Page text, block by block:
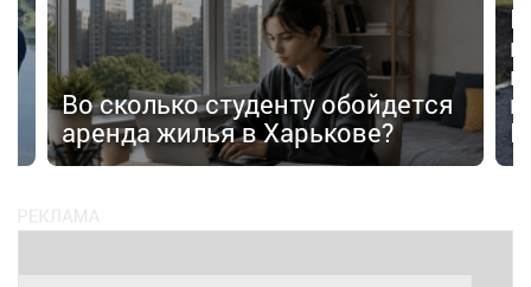
Во сколько студенту обойдется
аренда жилья в Харькове?
В